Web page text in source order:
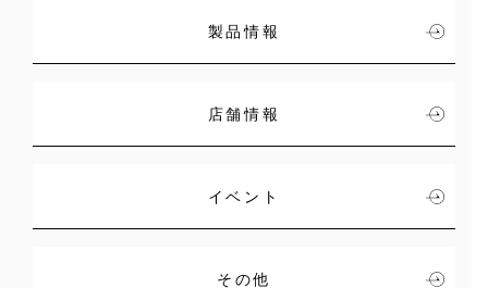
製品情報
店舗情報
イベント
その他